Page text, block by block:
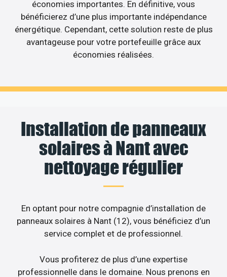
économies importantes. En définitive, vous
bénéficierez d’une plus importante indépendance
énergétique. Cependant, cette solution reste de plus
avantageuse pour votre portefeuille grâce aux
économies réalisées.
Installation de panneaux
solaires à Nant avec
nettoyage régulier
En optant pour notre compagnie d’installation de
panneaux solaires à Nant (12), vous bénéficiez d’un
service complet et de professionnel.
Vous profiterez de plus d’une expertise
professionnelle dans le domaine. Nous prenons en